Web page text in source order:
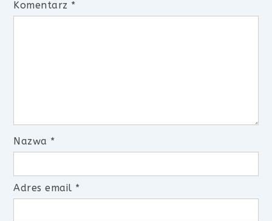
Komentarz *
Nazwa *
Adres email *